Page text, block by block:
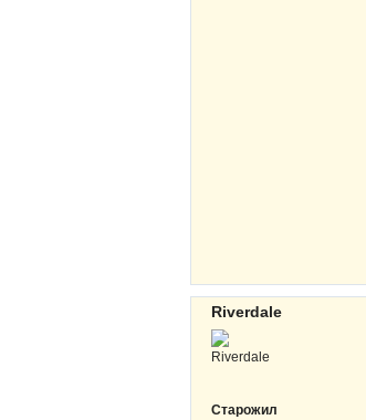
Riverdale
Старожил